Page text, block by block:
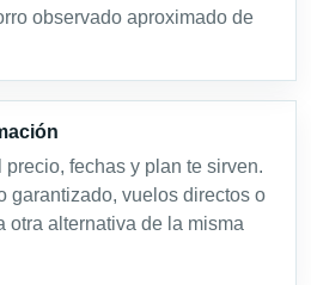
observado aproximado de
fechas y plan te sirven.
garantizado, vuelos directos o
otra alternativa de la misma